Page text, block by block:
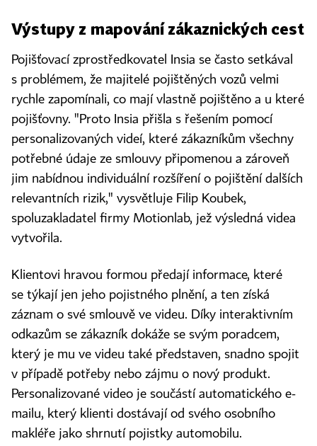
Výstupy z mapování zákaznických cest
Pojišťovací zprostředkovatel Insia se často setkával
s problémem, že majitelé pojištěných vozů velmi
rychle zapomínali, co mají vlastně pojištěno a u které
pojišťovny. "Proto Insia přišla s řešením pomocí
personalizovaných videí, které zákazníkům všechny
potřebné údaje ze smlouvy připomenou a zároveň
jim nabídnou individuální rozšíření o pojištění dalších
relevantních rizik," vysvětluje Filip Koubek,
spoluzakladatel firmy Motionlab, jež výsledná videa
vytvořila.
Klientovi hravou formou předají informace, které
se týkají jen jeho pojistného plnění, a ten získá
záznam o své smlouvě ve videu. Díky interaktivním
odkazům se zákazník dokáže se svým poradcem,
který je mu ve videu také představen, snadno spojit
v případě potřeby nebo zájmu o nový produkt.
Personalizované video je součástí automatického e-
mailu, který klienti dostávají od svého osobního
makléře jako shrnutí pojistky automobilu.